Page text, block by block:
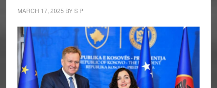
MARCH 17, 2025 BYS P